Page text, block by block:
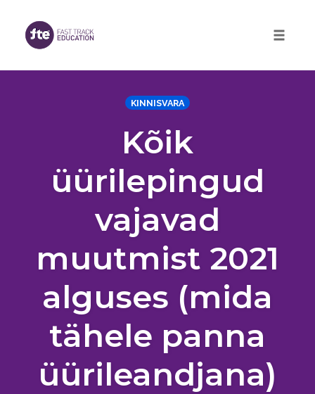
content
KINNISVARA
Kõik
üürilepingud
vajavad
muutmist 2021
alguses (mida
tähele panna
üürileandjana)